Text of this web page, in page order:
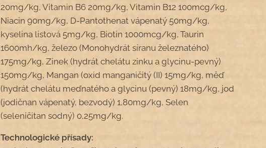
20mg/kg, Vitamin B6 20mg/kg, Vitamin B12 100mcg/kg,
Niacin 90mg/kg, D-Pantothenat vápenatý 50mg/kg,
kyselina listová 5mg/kg, Biotin 1000mcg/kg, Taurin
1600mh/kg, železo (Monohydrát síranu železnatého)
175mg/kg, Zinek (hydrát chelátu zinku a glycinu-pevný)
150mg/kg, Mangan (oxid manganičitý (II) 15mg/kg, měď
(hydrát chelátu meďnatého a glycinu (pevný) 18mg/kg, jod
(jodičnan vápenatý, bezvodý) 1,80mg/kg, Selen
(seleničitan sodný) 0,25mg/kg.
Technologické přísady: